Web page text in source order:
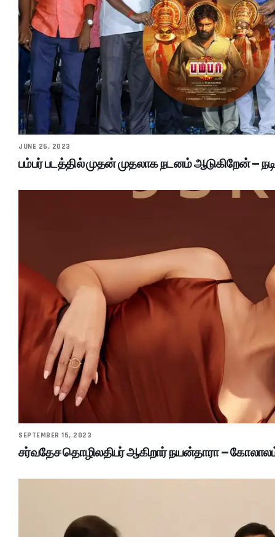
JUNE 26, 2023
பம்பர் படத்தில் முதன் முதலாக நடனம் ஆடுகிறேன் –
SEPTEMBER 15, 2023
சர்வதேச தொழிலதிபர் ஆகிறார் நயன்தாரா –